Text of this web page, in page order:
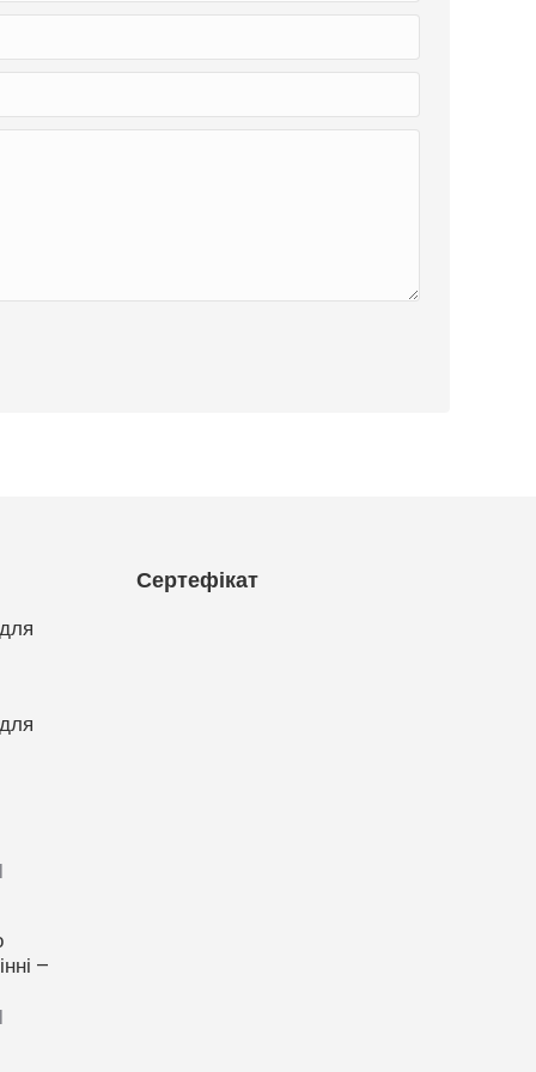
–
Сертефікат